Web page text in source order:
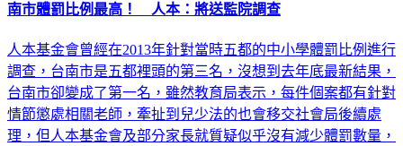
南市體罰比例最高！ 人本：將送監院調查
人本基金會曾經在2013年針對當時五都的中小學體罰比例進行
調查，台南市是五都裡頭的第三名，沒想到去年底最新結果，
台南市卻變成了第一名，雖然教育局表示，每件個案都有針對
情節懲處相關老師，牽扯到兒少法的也會移交社會局後續處
理，但人本基金會及部分家長就質疑似乎沒有減少體罰數量，